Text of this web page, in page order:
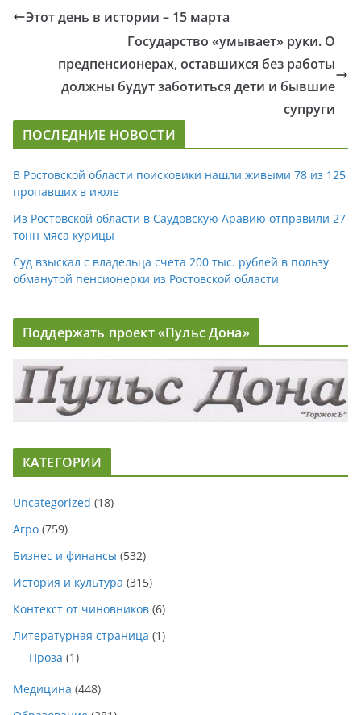
Этот день в истории – 15 марта
Государство «умывает» руки. О
предпенсионерах, оставшихся без работы
должны будут заботиться дети и бывшие
супруги
ПОСЛЕДНИЕ НОВОСТИ
В Ростовской области поисковики нашли живыми 78 из 125
пропавших в июле
Из Ростовской области в Саудовскую Аравию отправили 27
тонн мяса курицы
Суд взыскал с владельца счета 200 тыс. рублей в пользу
обманутой пенсионерки из Ростовской области
Поддержать проект «Пульс Дона»
КАТЕГОРИИ
Uncategorized (18)
Агро (759)
Бизнес и финансы (532)
История и культура (315)
Контекст от чиновников (6)
Литературная страница (1)
Проза (1)
Медицина (448)